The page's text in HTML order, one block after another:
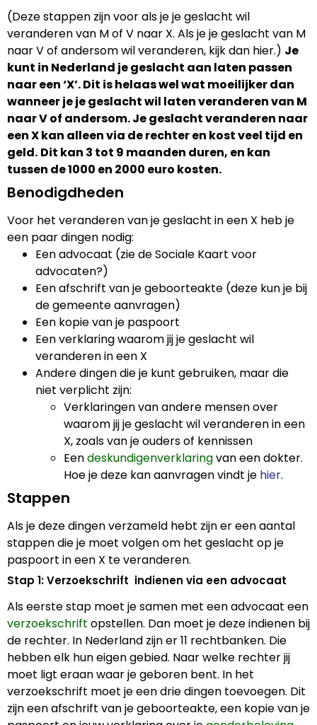
(Deze stappen zijn voor als je je geslacht wil
veranderen van M of V naar X. Als je je geslacht van M
naar V of andersom wil veranderen, kijk dan hier.) Je
kunt in Nederland je geslacht aan laten passen
naar een ‘X’. Dit is helaas wel wat moeilijker dan
wanneer je je geslacht wil laten veranderen van M
naar V of andersom. Je geslacht veranderen naar
een X kan alleen via de rechter en kost veel tijd en
geld. Dit kan 3 tot 9 maanden duren, en kan
tussen de 1000 en 2000 euro kosten.
Benodigdheden
Voor het veranderen van je geslacht in een X heb je
een paar dingen nodig:
Een advocaat (zie de Sociale Kaart voor
advocaten?)
Een afschrift van je geboorteakte (deze kun je bij
de gemeente aanvragen)
Een kopie van je paspoort
Een verklaring waarom jij je geslacht wil
veranderen in een X
Andere dingen die je kunt gebruiken, maar die
niet verplicht zijn:
Verklaringen van andere mensen over
waarom jij je geslacht wil veranderen in een
X, zoals van je ouders of kennissen
Eendeskundigenverklaringvan een dokter.
Hoe je deze kan aanvragen vindt je hier.
Stappen
Als je deze dingen verzameld hebt zijn er een aantal
stappen die je moet volgen om het geslacht op je
paspoort in een X te veranderen.
Stap 1: Verzoekschrift indienen via een advocaat
Als eerste stap moet je samen met een advocaat een
verzoekschrift opstellen. Dan moet je deze indienen bij
de rechter. In Nederland zijn er 11 rechtbanken. Die
hebben elk hun eigen gebied. Naar welke rechter jij
moet ligt eraan waar je geboren bent. In het
verzoekschrift moet je een drie dingen toevoegen. Dit
zijn een afschrift van je geboorteakte, een kopie van je